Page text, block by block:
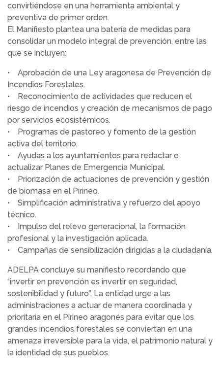
convirtiéndose en una herramienta ambiental y
preventiva de primer orden.
El Manifiesto plantea una batería de medidas para
consolidar un modelo integral de prevención, entre las
que se incluyen:
• Aprobación de una Ley aragonesa de Prevención de
Incendios Forestales.
• Reconocimiento de actividades que reducen el
riesgo de incendios y creación de mecanismos de pago
por servicios ecosistémicos.
• Programas de pastoreo y fomento de la gestión
activa del territorio.
• Ayudas a los ayuntamientos para redactar o
actualizar Planes de Emergencia Municipal.
• Priorización de actuaciones de prevención y gestión
de biomasa en el Pirineo.
• Simplificación administrativa y refuerzo del apoyo
técnico.
• Impulso del relevo generacional, la formación
profesional y la investigación aplicada.
• Campañas de sensibilización dirigidas a la ciudadanía.
ADELPA concluye su manifiesto recordando que
“invertir en prevención es invertir en seguridad,
sostenibilidad y futuro”. La entidad urge a las
administraciones a actuar de manera coordinada y
prioritaria en el Pirineo aragonés para evitar que los
grandes incendios forestales se conviertan en una
amenaza irreversible para la vida, el patrimonio natural y
la identidad de sus pueblos.